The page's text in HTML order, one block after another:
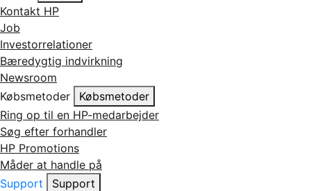
Kontakt HP
Job
Investorrelationer
Bæredygtig indvirkning
Newsroom
Købsmetoder
Købsmetoder
Ring op til en HP-medarbejder
Søg efter forhandler
HP Promotions
Måder at handle på
Support
Support